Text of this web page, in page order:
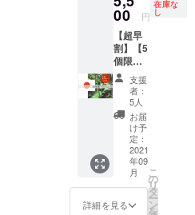
レッド
カレー
の素
※メ
ニュー
は変更
になる
可能性
があり
ます。
参加さ
れる方
へのご
確認事
項） ・
オンラ
イン教
13時–
15時を
想定
当
日観ら
れない
場合、
アーカ
イブで
後から
でも確
認可
能！
（アー
2ヶ月）
フォ
フォ、
レモン
ドロッ
プ、パ
シー
ヤ、チ
レポブ
ラー
ノ、ト
ティー
ヨ 栽
培候補
選択
食も
可。 プ
リック
チン
ダー：
トムヤ
ムクン
や炒め
ものな
ど ハバ
ネロ：
スープ
やソー
スなど
法） 冷
・品種/
時期
は、生
育状況
によっ
て変動
しま
す。予
めご了
承くだ
さい。
調理方
法） 中
国大牛
角椒：
系のと
うがら
しを
チョイ
ス（写
真はイ
メージ
です）
ビ
キー
ニョ、
ハラ
ペー
ニョな
どを想
定。 ・
00 円
在庫な
し
【超早
割】【5
個限
定！と
うがら
し和製
1kgセッ
ト（辛
さレベ
ル：🌶🌶
）】 ・
十色の
畑で採
れたと
支援
者：
5人
お届
け予
定：
2021
年09
月
詳細を見る
こ
の
リ
タ
ー
ン
を